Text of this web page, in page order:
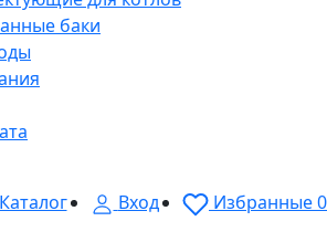
баки
Каталог Вход Избранные0